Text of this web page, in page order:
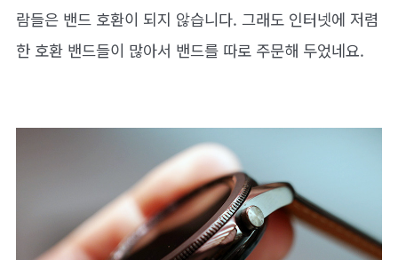
람들은 밴드 호환이 되지 않습니다. 그래도 인터넷에 저렴
한 호환 밴드들이 많아서 밴드를 따로 주문해 두었네요.